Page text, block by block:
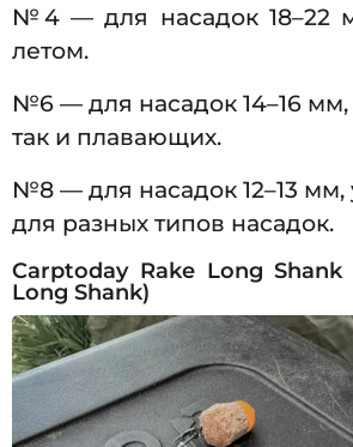
№4 — для насадок 18–22
летом.
№6 — для насадок 14–16 мм,
так и плавающих.
№8 — для насадок 12–13 мм,
для разных типов насадок.
Carptoday Rake Long Shank
Long Shank)